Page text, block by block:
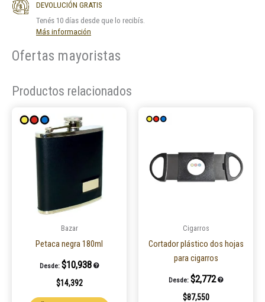
DEVOLUCIÓN GRATIS
Tenés 10 días desde que lo recibís.
Más información
Ofertas mayoristas
Productos relacionados
Bazar
Petaca negra 180ml
Desde: $10,938
$14,392
Cigarros
Cortador plástico dos hojas
para cigarros
Desde: $2,772
$87,550
elegir